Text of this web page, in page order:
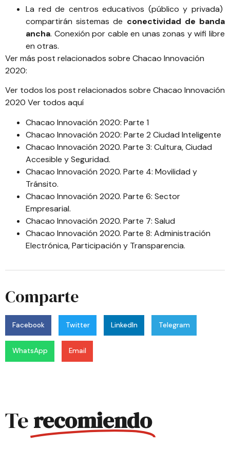
La red de centros educativos (público y privada)
compartirán sistemas de conectividad de banda
ancha. Conexión por cable en unas zonas y wifi libre
en otras.
Ver más post relacionados sobre Chacao Innovación
2020:
Ver todos los post relacionados sobre Chacao Innovación
2020 Ver todos aquí
Chacao Innovación 2020: Parte 1
Chacao Innovación 2020: Parte 2 Ciudad Inteligente
Chacao Innovación 2020. Parte 3: Cultura, Ciudad
Accesible y Seguridad.
Chacao Innovación 2020. Parte 4: Movilidad y
Tránsito.
Chacao Innovación 2020. Parte 6: Sector
Empresarial.
Chacao Innovación 2020. Parte 7: Salud
Chacao Innovación 2020. Parte 8: Administración
Electrónica, Participación y Transparencia.
Comparte
Facebook Twitter LinkedIn Telegram
WhatsApp Email
Terecomiendo